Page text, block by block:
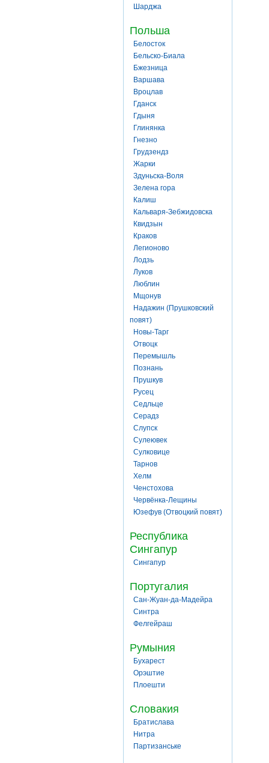
Шарджа
Польша
Белосток
Бельско-Биала
Бжезница
Варшава
Вроцлав
Гданск
Гдыня
Глинянка
Гнезно
Грудзендз
Жарки
Здуньска-Воля
Зелена гора
Калиш
Кальваря-Зебжидовска
Квидзын
Краков
Легионово
Лодзь
Луков
Люблин
Мщонув
Надажин (Прушковский
повят)
Новы-Тарг
Отвоцк
Перемышль
Познань
Прушкув
Русец
Седльце
Серадз
Слупск
Сулеювек
Сулковице
Тарнов
Хелм
Ченстохова
Червёнка-Лещины
Юзефув (Отвоцкий повят)
Республика
Сингапур
Сингапур
Португалия
Сан-Жуан-да-Мадейра
Синтра
Фелгейраш
Румыния
Бухарест
Орэштие
Плоешти
Словакия
Братислава
Нитра
Партизанське